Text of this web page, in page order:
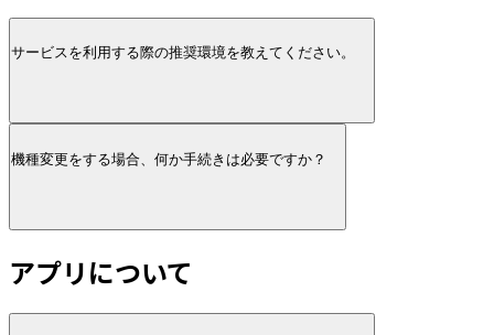
サービスを利用する際の推奨環境を教えてください。
機種変更をする場合、何か手続きは必要ですか？
アプリについて